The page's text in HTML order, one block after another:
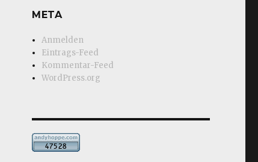
META
Anmelden
Eintrags-Feed
Kommentar-Feed
WordPress.org